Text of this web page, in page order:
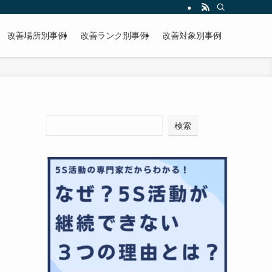
改善場所別事例 改善ランク別事例 改善対象別事例
検索